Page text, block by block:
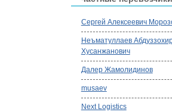
Сергей Алексеевич
Неъматуллаев
Хусанжанович
Далер Жамолидинов
musaev
Next Logistics